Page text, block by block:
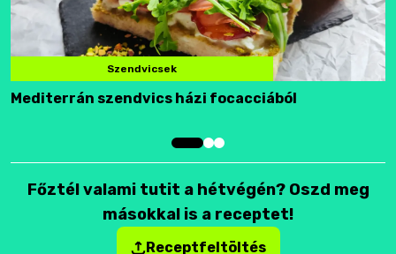
Szendvicsek
Mediterrán szendvics házi focacciából
Főztél valami tutit a hétvégén? Oszd meg
másokkal is a receptet!
Receptfeltöltés